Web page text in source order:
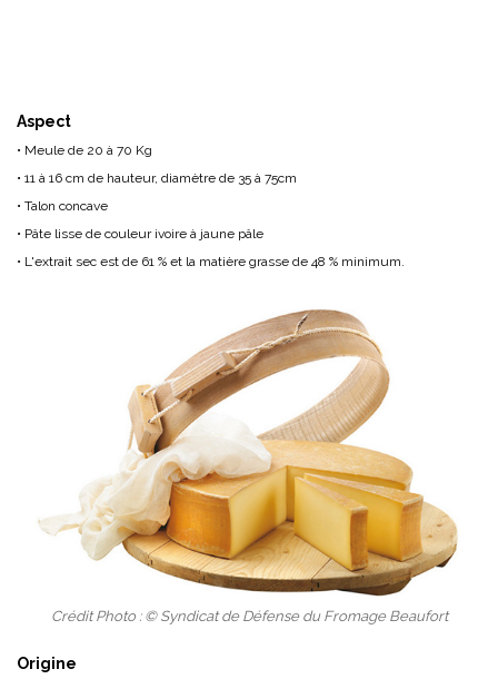
Aspect
• Meule de 20 à 70 Kg
• 11 à 16 cm de hauteur, diamètre de 35 à 75cm
• Talon concave
• Pâte lisse de couleur ivoire à jaune pâle
• L'extrait sec est de 61 % et la matière grasse de 48 % minimum.
Crédit Photo : © Syndicat de Défense du Fromage Beaufort
Origine